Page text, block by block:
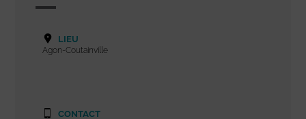
LIEU
Agon-Coutainville
CONTACT